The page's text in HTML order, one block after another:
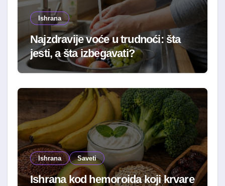
Ishrana
Najzdravije voće u trudnoći: šta
jesti, a šta izbegavati?
Ishrana Saveti
Ishrana kod hemoroida koji krvare